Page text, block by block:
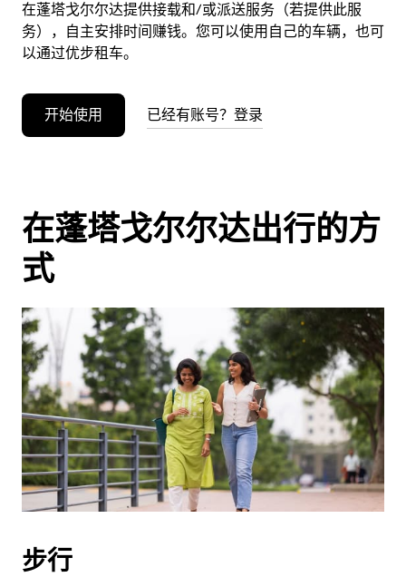
在蓬塔戈尔尔达提供接载和/或派送服务（若提供此服
务），自主安排时间赚钱。您可以使用自己的车辆，也可
以通过优步租车。
开始使用 已经有账号？登录
在蓬塔戈尔尔达出行的方
式
步行